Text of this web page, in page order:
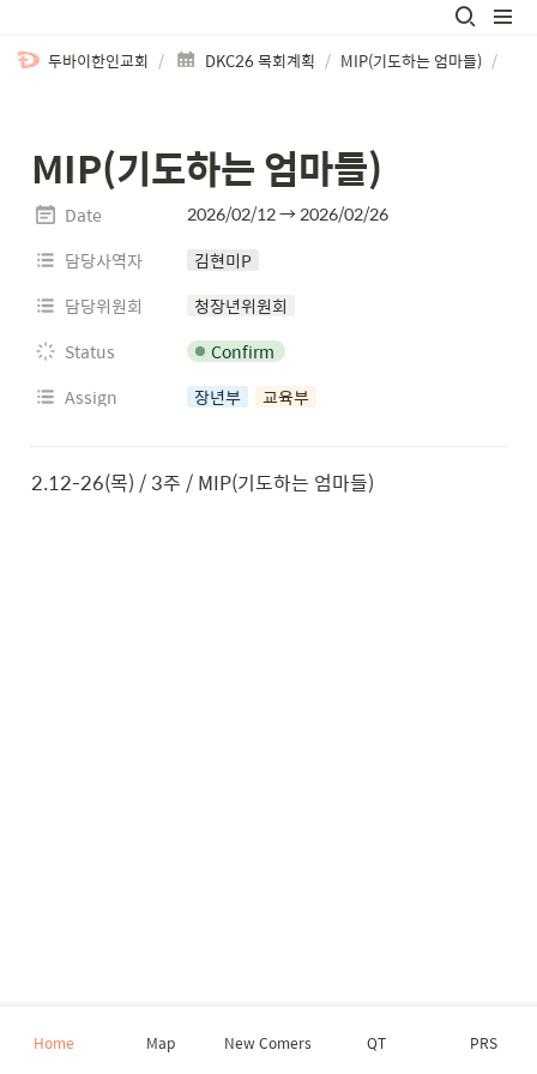
두바이한인교회 / DKC26 목회계획 / MIP(기도하는 엄마들) /
MIP(기도하는 엄마들)
Date
2026/02/12 → 2026/02/26
담당사역자
김현미P
담당위원회
청장년위원회
Status
Confirm
Assign
장년부 교육부
2.12-26(목) / 3주 / MIP(기도하는 엄마들)
Home Map New Comers QT PRS